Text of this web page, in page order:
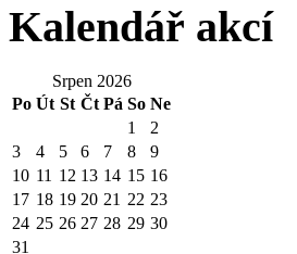
Kalendář akcí
Srpen 2026
Po Út St Čt Pá So Ne
1
2
3
4 5 6 7 8
9
10 11 12 13 14 15 16
17 18 19 20 21 22 23
24 25 26 27 28 29 30
31